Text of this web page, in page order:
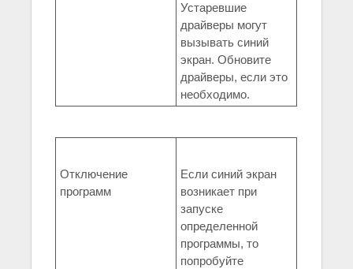
Устаревшие
драйверы могут
вызывать синий
экран. Обновите
драйверы, если это
необходимо.
Отключение
программ
Если синий экран
возникает при
запуске
определенной
программы, то
попробуйте